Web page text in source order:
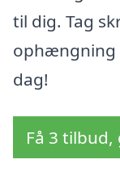
til dig. Tag
ophængning
dag!
Få 3